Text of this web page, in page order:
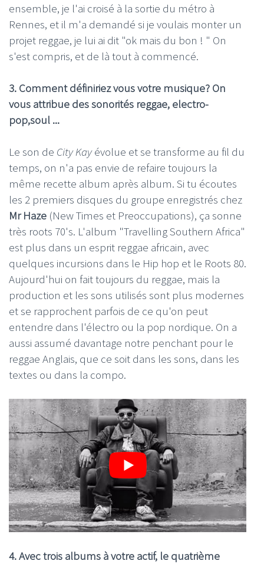
ensemble, je l'ai croisé à la sortie du métro à
Rennes, et il m'a demandé si je voulais monter un
projet reggae, je lui ai dit "ok mais du bon ! " On
s'est compris, et de là tout à commencé.
3. Comment définiriez vous votre musique? On
vous attribue des sonorités reggae, electro-
pop,soul ...
Le son de City Kayévolue et se transforme au fil du
temps, on n'a pas envie de refaire toujours la
même recette album après album. Si tu écoutes
les 2 premiers disques du groupe enregistrés chez
Mr Haze (New Times et Preoccupations), ça sonne
très roots 70's. L'album "Travelling Southern Africa"
est plus dans un esprit reggae africain, avec
quelques incursions dans le Hip hop et le Roots 80.
Aujourd'hui on fait toujours du reggae, mais la
production et les sons utilisés sont plus modernes
et se rapprochent parfois de ce qu'on peut
entendre dans l'électro ou la pop nordique. On a
aussi assumé davantage notre penchant pour le
reggae Anglais, que ce soit dans les sons, dans les
textes ou dans la compo.
4. Avec trois albums à votre actif, le quatrième